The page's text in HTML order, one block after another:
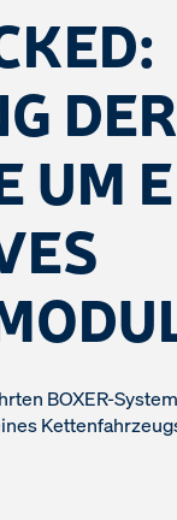
DER
UM
BOXER-